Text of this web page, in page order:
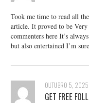
Took me time to read all
article. It proved to be
commenters here It’s
but also entertained I’m
OUTUBRO 5, 2025
GET FREE